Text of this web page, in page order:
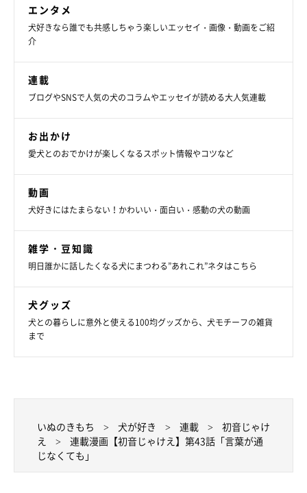
エンタメ
犬好きなら誰でも共感しちゃう楽しいエッセイ・画像・動画をご紹
介
連載
ブログやSNSで人気の犬のコラムやエッセイが読める大人気連載
お出かけ
愛犬とのおでかけが楽しくなるスポット情報やコツなど
動画
犬好きにはたまらない！かわいい・面白い・感動の犬の動画
雑学・豆知識
明日誰かに話したくなる犬にまつわる”あれこれ”ネタはこちら
犬グッズ
犬との暮らしに意外と使える100均グッズから、犬モチーフの雑貨
まで
いぬのきもち 犬が好き 連載
初音じゃけ
え
連載漫画【初音じゃけえ】第43話「言葉が通
じなくても」